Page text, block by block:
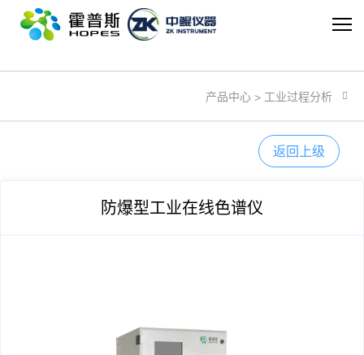
米兰体育在线登录入口
产品中心 > 工业过程分析
返回上级
防爆型工业在线色谱仪